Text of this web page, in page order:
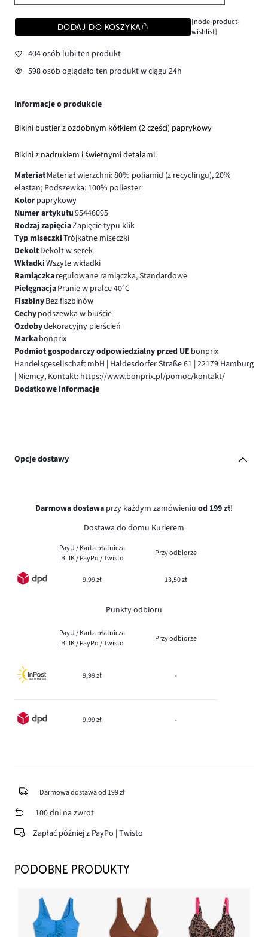
DODAJ DO KOSZYKA
[node-product-
wishlist]
404 osób lubi ten produkt
598 osób oglądało ten produkt w ciągu 24h
Informacje o produkcie
Bikini bustier z ozdobnym kółkiem (2 części) paprykowy
Bikini z nadrukiem i świetnymi detalami.
MateriałMateriał wierzchni: 80% poliamid (z recyclingu), 20%
elastan; Podszewka: 100% poliester
Kolorpaprykowy
Numer artykułu95446095
Rodzaj zapięciaZapięcie typu klik
Typ miseczkiTrójkątne miseczki
DekoltDekolt w serek
WkładkiWszyte wkładki
Ramiączkaregulowane ramiączka, Standardowe
PielęgnacjaPranie w pralce 40°C
FiszbinyBez fiszbinów
Cechypodszewka w biuście
Ozdobydekoracyjny pierścień
Markabonprix
Podmiot gospodarczy odpowiedzialny przed UE bonprix
Handelsgesellschaft mbH | Haldesdorfer Straße 61 | 22179 Hamburg
| Niemcy, Kontakt: https://www.bonprix.pl/pomoc/kontakt/
Dodatkowe informacje
Opcje dostawy
Darmowa dostawa przy każdym zamówieniu od 199 zł!
Dostawa do domu Kurierem
PayU / Karta płatnicza
BLIK / PayPo / Twisto
Przy odbiorze
9,99 zł 13,50 zł
Punkty odbioru
PayU / Karta płatnicza
BLIK / PayPo / Twisto
Przy odbiorze
9,99 zł -
9,99 zł -
Darmowa dostawa od 199 zł
100 dni na zwrot
Zapłać później z PayPo | Twisto
PODOBNE PRODUKTY